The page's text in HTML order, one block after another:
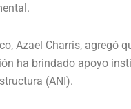
Azael Charris, agregó
ha brindado apoyo
(ANI).